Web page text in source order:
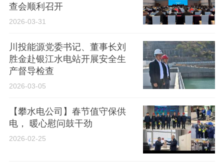
查会顺利召开
2026-03-31
川投能源党委书记、董事长刘
胜金赴银江水电站开展安全生
产督导检查
2026-03-05
【攀水电公司】春节值守保供
电， 暖心慰问鼓干劲
2026-02-25